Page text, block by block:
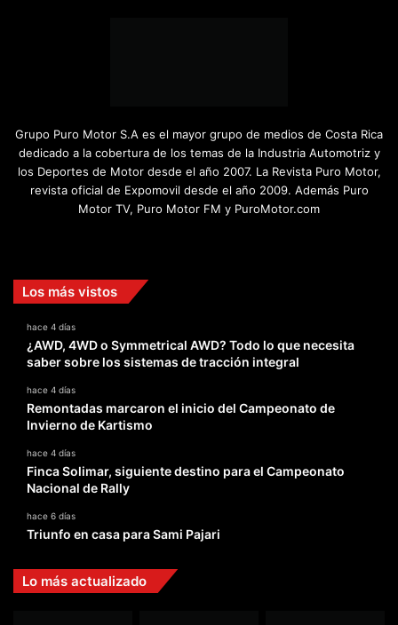
Grupo Puro Motor S.A es el mayor grupo de medios de Costa Rica
dedicado a la cobertura de los temas de la Industria Automotriz y
los Deportes de Motor desde el año 2007. La Revista Puro Motor,
revista oficial de Expomovil desde el año 2009. Además Puro
Motor TV, Puro Motor FM y PuroMotor.com
Los más vistos
hace 4 días
¿AWD, 4WD o Symmetrical AWD? Todo lo que necesita
saber sobre los sistemas de tracción integral
hace 4 días
Remontadas marcaron el inicio del Campeonato de
Invierno de Kartismo
hace 4 días
Finca Solimar, siguiente destino para el Campeonato
Nacional de Rally
hace 6 días
Triunfo en casa para Sami Pajari
Lo más actualizado